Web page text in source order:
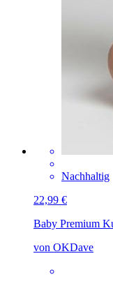
Nachhaltig
22,99 €
Baby Premium
von OKDave